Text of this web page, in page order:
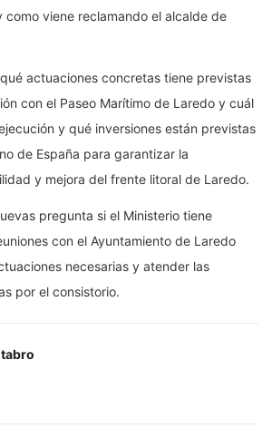
como viene reclamando el alcalde de
actuaciones concretas tiene previstas
con el Paseo Marítimo de Laredo y cuál
y qué inversiones están previstas
de España para garantizar la
y mejora del frente litoral de Laredo.
pregunta si el Ministerio tiene
con el Ayuntamiento de Laredo
necesarias y atender las
por el consistorio.